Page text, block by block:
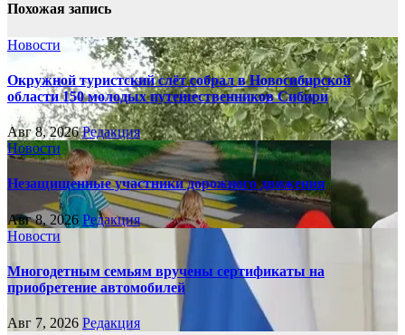
Похожая запись
Новости
Окружной туристский слёт собрал в Новосибирской
области 150 молодых путешественников Сибири
Авг 8, 2026Редакция
Новости
Незащищенные участники дорожного движения
Авг 8, 2026 Редакция
Новости
Многодетным семьям вручены сертификаты на
приобретение автомобилей
Авг 7, 2026 Редакция